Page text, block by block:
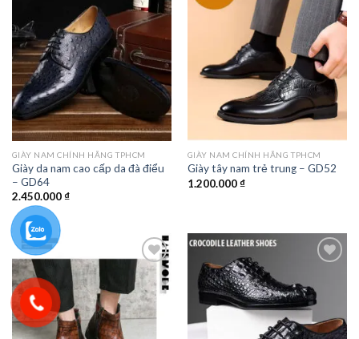
Add to
wishlist
GIÀY NAM CHÍNH HÃNG TPHCM
Giày da nam cao cấp da đà điểu
– GD64
2.450.000₫
Add to
wishlist
GIÀY NAM CHÍNH HÃNG TPHCM
Giày tây nam trẻ trung – GD52
1.200.000₫
Add to
wishlist
Add to
wishlist